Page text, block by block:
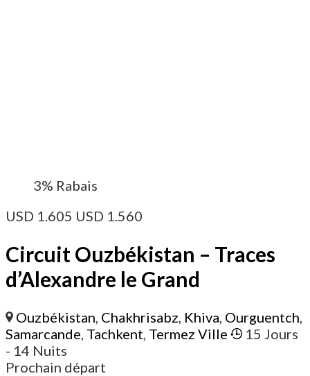
3% Rabais
USD 1.605 USD 1.560
Circuit Ouzbékistan – Traces
d’Alexandre le Grand
Ouzbékistan Chakhrisabz Khiva Ourguentch
Samarcande Tachkent Termez Ville
15 Jours
- 14 Nuits
Prochain départ